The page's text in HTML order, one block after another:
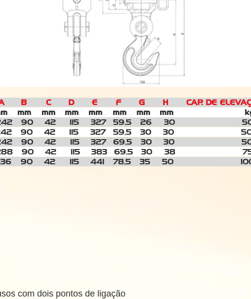
B C D E
F G H CAP. DE
mm mm mm mm mm mm mm
90 42 115 327 59,5 26 30
90 42 115 327 59,5 30 30
90 42 115 327 69,5 30 30
90 42 115 383 69,5 30 38
90 42 115 441 78,5 35 50
com dois pontos de ligação